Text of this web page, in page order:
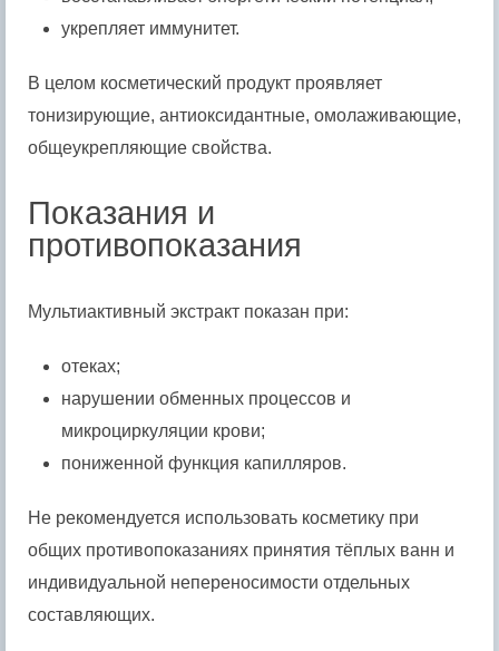
укрепляет иммунитет.
В целом косметический продукт проявляет
тонизирующие, антиоксидантные, омолаживающие,
общеукрепляющие свойства.
Показания и
противопоказания
Мультиактивный экстракт показан при:
отеках;
нарушении обменных процессов и
микроциркуляции крови;
пониженной функция капилляров.
Не рекомендуется использовать косметику при
общих противопоказаниях принятия тёплых ванн и
индивидуальной непереносимости отдельных
составляющих.